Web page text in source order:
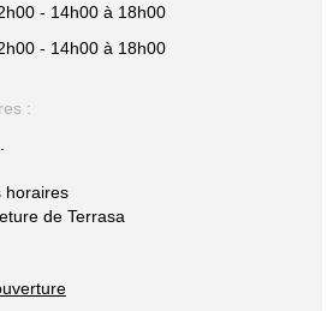
- 14h00 à 18h00
- 14h00 à 18h00
:
horaires
de Terrasa